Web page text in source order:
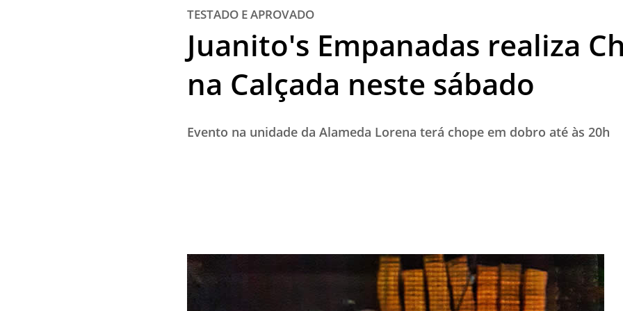
ÚLTIMAS NOTÍCIAS
QUEM SOMOS - EQUIPE
TESTADO E APROVADO
Juanito's Empanadas realiza
na Calçada neste sábado
Evento na unidade da Alameda Lorena terá chope em dobro até às 20h